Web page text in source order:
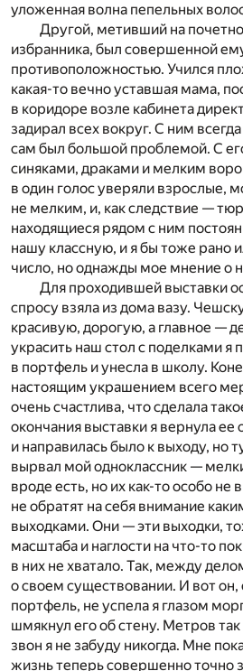
уложенная волна пепельных
Другой, метивший на
избранника, был совершенной
противоположностью. Учился
какая-то вечно уставшая мама,
в коридоре возле кабинета
задирал всех вокруг. С ним
сам был большой проблемой. С
синяками, драками и мелким
в один голос уверяли взрослые,
не мелким, и, как следствие —
находящиеся рядом с ним
нашу классную, и я бы тоже рано
число, но однажды мое мнение о
Для проходившей выставки
спросу взяла из дома вазу.
красивую, дорогую, а главное —
украсить наш стол с поделками я
в портфель и унесла в школу.
настоящим украшением всего
очень счастлива, что сделала
окончания выставки я вернула ее
и направилась было к выходу, но
вырвал мой одноклассник —
вроде есть, но их как-то особо не
не обратят на себя внимание
выходками. Они — эти выходки,
масштаба и наглости на что-то
в них не хватало. Так, между
о своем существовании. И вот он,
портфель, не успела я глазом
шмякнул его об стену. Метров
звон я не забуду никогда. Мне
жизнь теперь совершенно точно